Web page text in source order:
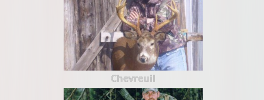
Chevreuil